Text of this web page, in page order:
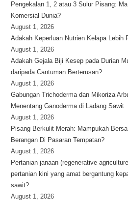
Pengekalan 1, 2 atau 3 Sulur Pisang:
Komersial Dunia?
August 1, 2026
Adakah Keperluan Nutrien Kelapa Lebih
August 1, 2026
Adakah Gejala Biji Kesep pada Durian
daripada Cantuman Berterusan?
August 1, 2026
Gabungan Trichoderma dan Mikoriza
Menentang Ganoderma di Ladang Sawit
August 1, 2026
Pisang Berkulit Merah: Mampukah
Berangan Di Pasaran Tempatan?
August 1, 2026
Pertanian janaan (regenerative
pertanian kini yang amat bergantung
sawit?
August 1, 2026